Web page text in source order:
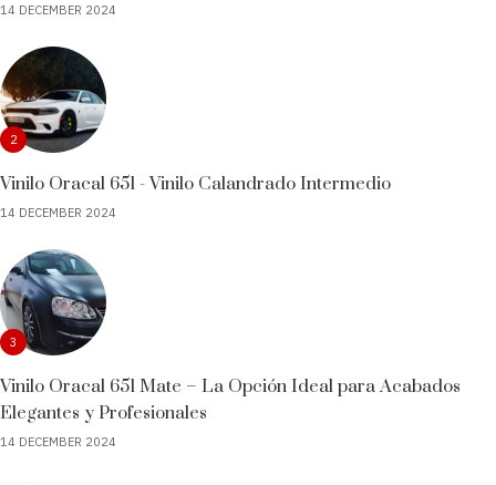
14 DECEMBER 2024
2
Vinilo Oracal 651 - Vinilo Calandrado Intermedio
14 DECEMBER 2024
3
Vinilo Oracal 651 Mate – La Opción Ideal para Acabados
Elegantes y Profesionales
14 DECEMBER 2024